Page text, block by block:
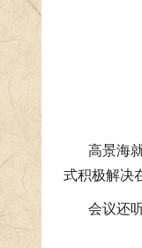
高景海
式积极解决
会议还